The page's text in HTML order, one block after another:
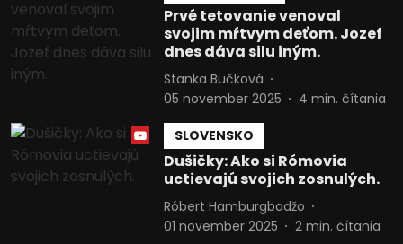
Prvé tetovanie venoval
svojim mŕtvym deťom. Jozef
dnes dáva silu iným.
Stanka Bučková
05 november 2025
4 min. čítania
SLOVENSKO
Dušičky: Ako si Rómovia
uctievajú svojich zosnulých.
Róbert Hamburgbadžo
01 november 2025
2 min. čítania